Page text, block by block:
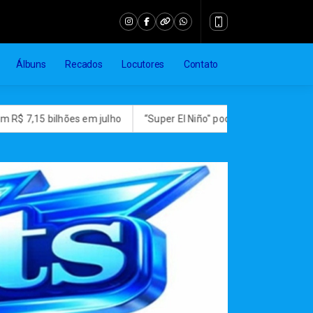
Álbuns Recados Locutores Contato
em julho “Super El Niño" pode levar quase 50 milhões de